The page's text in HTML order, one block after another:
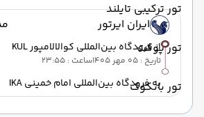
تور ترکیبی تایلند
تور پوکت
تور بانکوک
ایران ایرتور
از فرودگاه بین‌المللی کوالالامپور KUL
تاریخ : 05 مهر 1405 ساعت : 23:55
به فرودگاه بین‌المللی امام خمینی IKA